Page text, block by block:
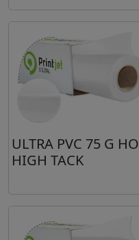
ULTRA PVC 75 G HO
HIGH TACK